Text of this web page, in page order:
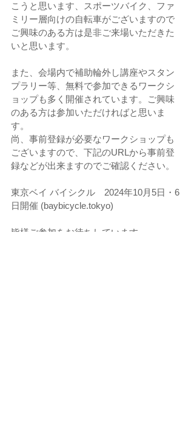
こうと思います、スポーツバイク、ファ
ミリー層向けの自転車がございますので
ご興味のある方は是非ご来場いただきた
いと思います。
また、会場内で補助輪外し講座やスタン
プラリー等、無料で参加できるワークシ
ョップも多く開催されています。ご興味
のある方は参加いただければと思いま
す。
尚、事前登録が必要なワークショップも
ございますので、下記のURLから事前登
録などが出来ますのでご確認ください。
東京ベイ バイシクル　2024年10月5日・6
日開催 (baybicycle.tokyo)
皆様ご参加をお待ちしています。